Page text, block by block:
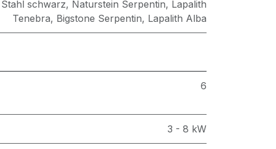
Stahl schwarz, Naturstein Serpentin, Lapalith
Tenebra, Bigstone Serpentin, Lapalith Alba
6
3 - 8 kW